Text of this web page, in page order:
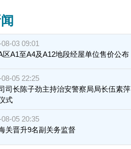
03 09:01
区A1至A4及A12地段经屋单位售价公布
08-05 22:25
司长陈子劲主持治安警察局局长伍素萍
式
08-05 20:35
关晋升9名副关务监督